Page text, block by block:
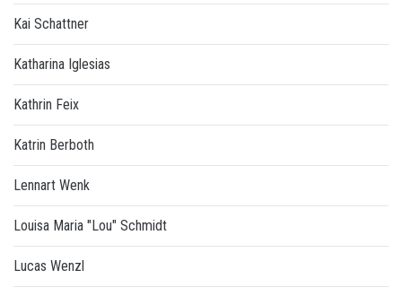
Kai Schattner
Katharina Iglesias
Kathrin Feix
Katrin Berboth
Lennart Wenk
Louisa Maria "Lou" Schmidt
Lucas Wenzl